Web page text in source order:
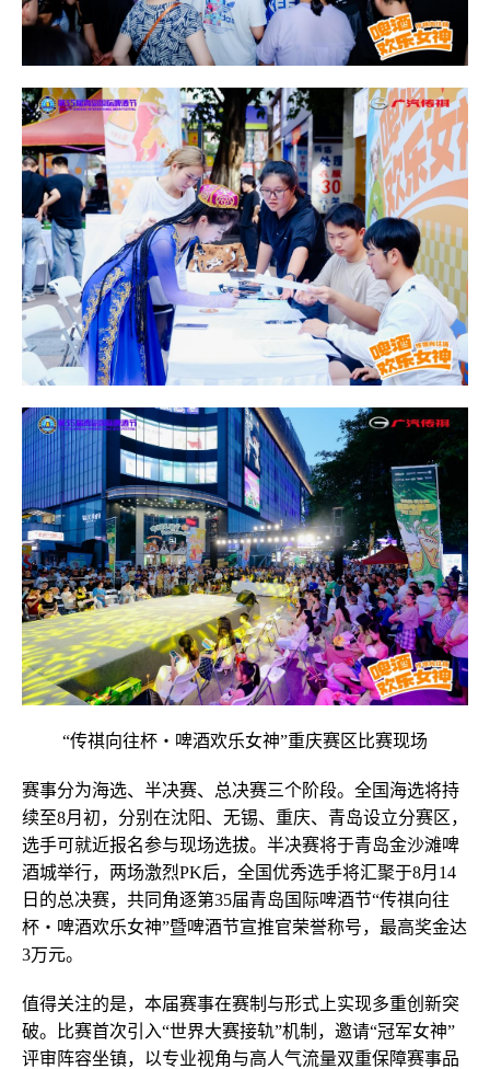
“传祺向往杯・啤酒欢乐女神”重庆赛区比赛现场
赛事分为海选、半决赛、总决赛三个阶段。全国海选将持
续至8月初，分别在沈阳、无锡、重庆、青岛设立分赛区，
选手可就近报名参与现场选拔。半决赛将于青岛金沙滩啤
酒城举行，两场激烈PK后，全国优秀选手将汇聚于8月14
日的总决赛，共同角逐第35届青岛国际啤酒节“传祺向往
杯・啤酒欢乐女神”暨啤酒节宣推官荣誉称号，最高奖金达
3万元。
值得关注的是，本届赛事在赛制与形式上实现多重创新突
破。比赛首次引入“世界大赛接轨”机制，邀请“冠军女神”
评审阵容坐镇，以专业视角与高人气流量双重保障赛事品